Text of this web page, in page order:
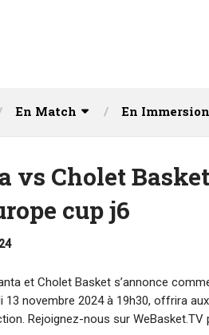
En Match En Immersion
vs Cholet
cup j6
et Cholet Basket s’annonce
novembre 2024 à 19h30, offrira
Rejoignez-nous sur WeBasket.TV